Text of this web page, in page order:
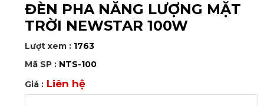
ĐÈN PHA NĂNG LƯỢNG MẶT
TRỜI NEWSTAR 100W
Lượt xem : 1763
Mã SP : NTS-100
Giá : Liên hệ